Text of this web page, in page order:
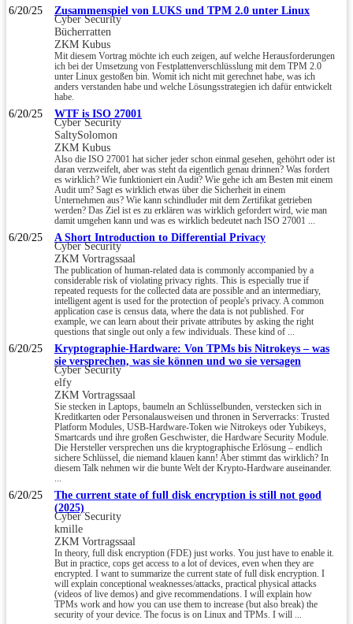
6/20/25 Zusammenspiel von LUKS und TPM 2.0 unter Linux
Cyber Security
Bücherratten
ZKM Kubus
Mit diesem Vortrag möchte ich euch zeigen, auf welche Herausforderungen
ich bei der Umsetzung von Festplattenverschlüsslung mit dem TPM 2.0
unter Linux gestoßen bin. Womit ich nicht mit gerechnet habe, was ich
anders verstanden habe und welche Lösungsstrategien ich dafür entwickelt
habe.
6/20/25 WTF is ISO 27001
Cyber Security
SaltySolomon
ZKM Kubus
Also die ISO 27001 hat sicher jeder schon einmal gesehen, gehöhrt oder ist
daran verzweifelt, aber was steht da eigentlich genau drinnen? Was fordert
es wirklich? Wie funktioniert ein Audit? Wie gehe ich am Besten mit einem
Audit um? Sagt es wirklich etwas über die Sicherheit in einem
Unternehmen aus? Wie kann schindluder mit dem Zertifikat getrieben
werden? Das Ziel ist es zu erklären was wirklich gefordert wird, wie man
damit umgehen kann und was es wirklich bedeutet nach ISO 27001 ...
6/20/25 A Short Introduction to Differential Privacy
Cyber Security
ZKM Vortragssaal
The publication of human-related data is commonly accompanied by a
considerable risk of violating privacy rights. This is especially true if
repeated requests for the collected data are possible and an intermediary,
intelligent agent is used for the protection of people's privacy. A common
application case is census data, where the data is not published. For
example, we can learn about their private attributes by asking the right
questions that single out only a few individuals. These kind of ...
6/20/25
Kryptographie-Hardware: Von TPMs bis Nitrokeys – was
sie versprechen, was sie können und wo sie versagen
Cyber Security
elfy
ZKM Vortragssaal
Sie stecken in Laptops, baumeln an Schlüsselbunden, verstecken sich in
Kreditkarten oder Personalausweisen und thronen in Serverracks: Trusted
Platform Modules, USB-Hardware-Token wie Nitrokeys oder Yubikeys,
Smartcards und ihre großen Geschwister, die Hardware Security Module.
Die Hersteller versprechen uns die kryptographische Erlösung – endlich
sichere Schlüssel, die niemand klauen kann! Aber stimmt das wirklich? In
diesem Talk nehmen wir die bunte Welt der Krypto-Hardware auseinander.
6/20/25
The current state of full disk encryption is still not good
(2025)
Cyber Security
kmille
ZKM Vortragssaal
In theory, full disk encryption (FDE) just works. You just have to enable it.
But in practice, cops get access to a lot of devices, even when they are
encrypted. I want to summarize the current state of full disk encryption. I
will explain conceptional weaknesses/attacks, practical physical attacks
(videos of live demos) and give recommendations. I will explain how
TPMs work and how you can use them to increase (but also break) the
security of your device. The focus is on Linux and TPMs. I will ...